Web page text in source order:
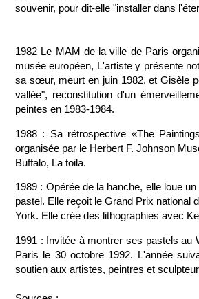
souvenir, pour dit-elle "installer dans
1982 Le MAM de la ville de Paris
musée européen, L'artiste y présente
sa sœur, meurt en juin 1982, et Gisèle
vallée", reconstitution d'un
peintes en 1983-1984.
1988 : Sa rétrospective «The
organisée par le Herbert F. Johnson
Buffalo, La toila.
1989 : Opérée de la hanche, elle loue
pastel. Elle reçoit le Grand Prix national
York. Elle crée des lithographies avec
1991 : Invitée à montrer ses pastels au
Paris le 30 octobre 1992. L'année
soutien aux artistes, peintres et